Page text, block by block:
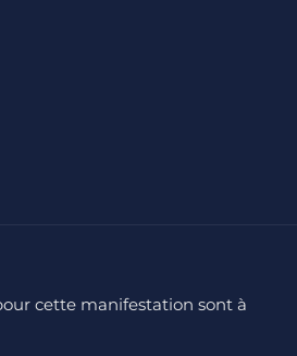
cette manifestation sont à